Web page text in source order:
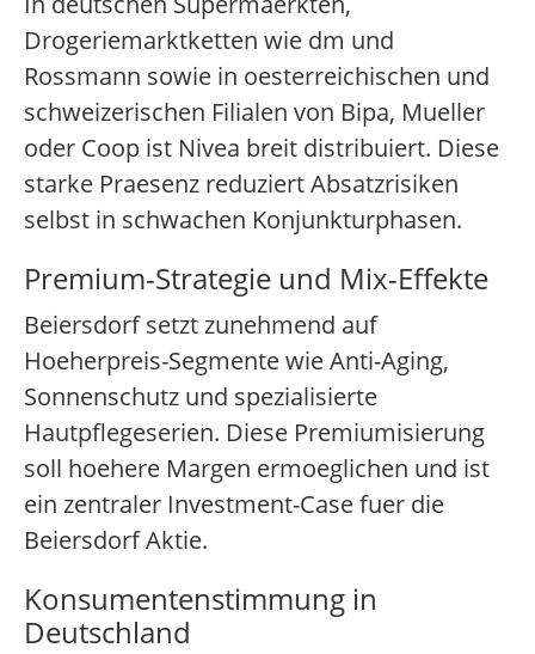
Drogeriemarktketten wie dm und
Rossmann sowie in oesterreichischen und
schweizerischen Filialen von Bipa, Mueller
oder Coop ist Nivea breit distribuiert. Diese
starke Praesenz reduziert Absatzrisiken
selbst in schwachen Konjunkturphasen.
Premium-Strategie und Mix-Effekte
Beiersdorf setzt zunehmend auf
Hoeherpreis-Segmente wie Anti-Aging,
Sonnenschutz und spezialisierte
Hautpflegeserien. Diese Premiumisierung
soll hoehere Margen ermoeglichen und ist
ein zentraler Investment-Case fuer die
Beiersdorf Aktie.
Konsumentenstimmung in
Deutschland